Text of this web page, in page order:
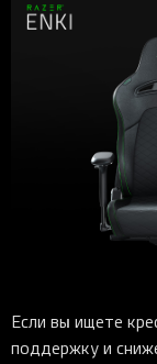
Если вы ищете
поддержку и